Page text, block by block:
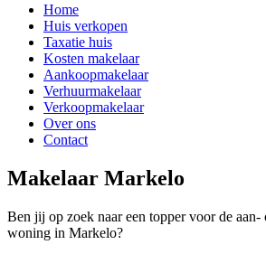
Home
Huis verkopen
Taxatie huis
Kosten makelaar
Aankoopmakelaar
Verhuurmakelaar
Verkoopmakelaar
Over ons
Contact
Makelaar Markelo
Ben jij op zoek naar een topper voor de
woning in Markelo?